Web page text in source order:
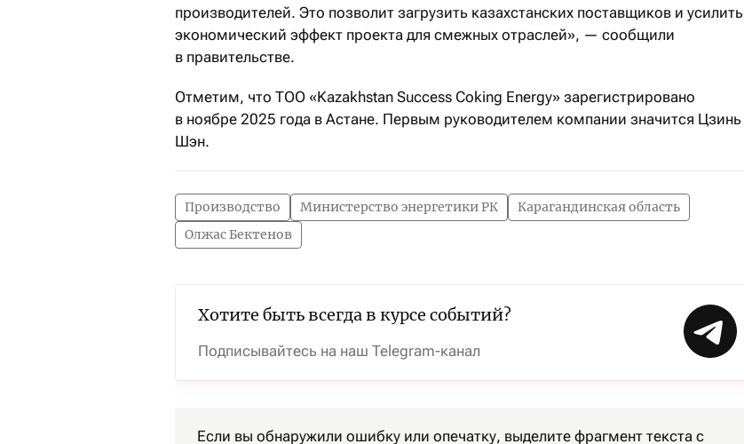
производителей. Это позволит загрузить казахстанских поставщиков и усилить
экономический эффект проекта для смежных отраслей», — сообщили
в правительстве.
Отметим, что ТОО «Kazakhstan Success Coking Energy» зарегистрировано
в ноябре 2025 года в Астане. Первым руководителем компании значится Цзинь
Шэн.
Производство Министерство энергетики РК
Карагандинская область
Олжас Бектенов
Хотите быть всегда в курсе событий?
Подписывайтесь на наш Telegram-канал
Если вы обнаружили ошибку или опечатку, выделите фрагмент текста с